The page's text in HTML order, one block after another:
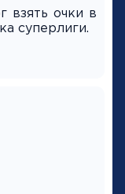
взять очки в
суперлиги.